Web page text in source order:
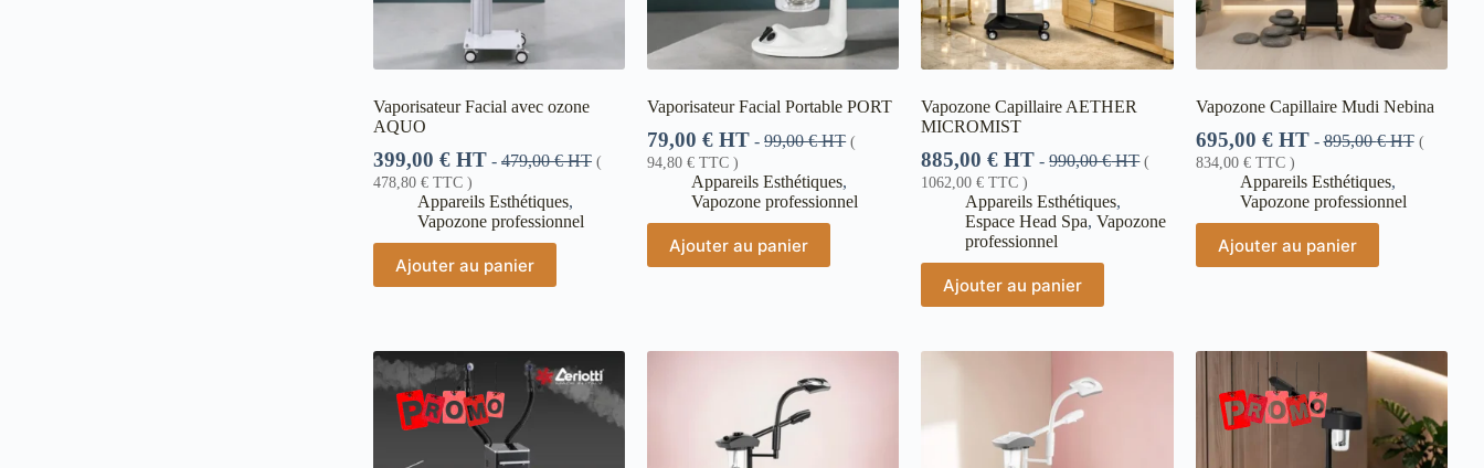
Vaporisateur Facial avec ozone
AQUO
399,00€ HT -479,00€HT (
478,80€ TTC )
Appareils Esthétiques,
Vapozone professionnel
Ajouter au panier
Vaporisateur Facial Portable PORT
79,00€ HT -99,00€HT (
94,80€ TTC )
Appareils Esthétiques,
Vapozone professionnel
Ajouter au panier
Vapozone Capillaire AETHER
MICROMIST
885,00€ HT -990,00€HT (
1062,00€ TTC )
Appareils Esthétiques,
Espace Head Spa,Vapozone
professionnel
Ajouter au panier
Vapozone Capillaire Mudi Nebina
695,00 €HT-895,00€HT (
834,00 €TTC )
Appareils Esthétiques,
Vapozone professionnel
Ajouter au panier